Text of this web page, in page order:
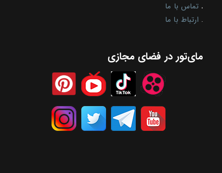
. تماس با ما
. ارتباط با ما
مای‌تور در فضای مجازی